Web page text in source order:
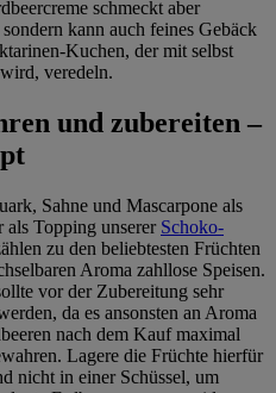
schmeckt aber
kann auch feines Gebäck
Kuchen, der mit selbst
veredeln.
und zubereiten –
Sahne und Mascarpone als
als Topping unserer Schoko-
zu den beliebtesten Früchten
Aroma zahllose Speisen.
vor der Zubereitung sehr
da es ansonsten an Aroma
nach dem Kauf maximal
Lagere die Früchte hierfür
nicht in einer Schüssel, um